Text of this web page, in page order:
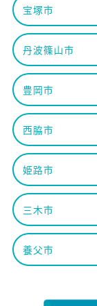
宝塚市
丹波篠山市
豊岡市
西脇市
姫路市
三木市
養父市